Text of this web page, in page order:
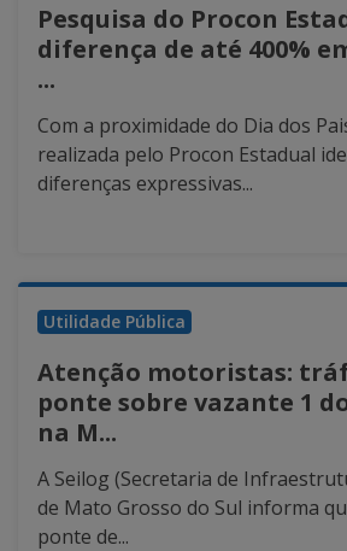
Pesquisa do Procon
diferença de até 400%
...
Com a proximidade do Dia dos
realizada pelo Procon Estadual
diferenças expressivas...
Utilidade Pública
Atenção motoristas:
ponte sobre vazante 1
na M...
A Seilog (Secretaria de
de Mato Grosso do Sul informa
ponte de...